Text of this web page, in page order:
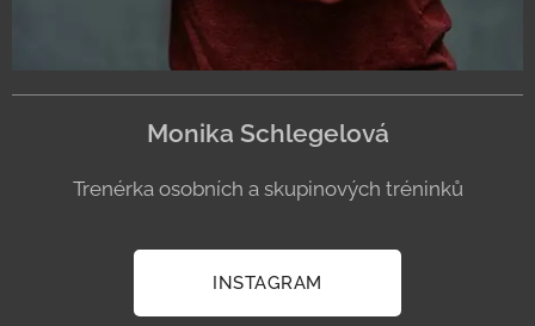
Monika Schlegelová
Trenérka osobních a skupinových tréninků
INSTAGRAM